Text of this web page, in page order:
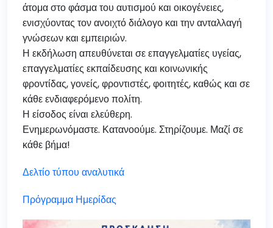
άτομα στο φάσμα του αυτισμού και οικογένειες,
ενισχύοντας τον ανοιχτό διάλογο και την ανταλλαγή
γνώσεων και εμπειριών.
Η εκδήλωση απευθύνεται σε επαγγελματίες υγείας,
επαγγελματίες εκπαίδευσης και κοινωνικής
φροντίδας, γονείς, φροντιστές, φοιτητές, καθώς και σε
κάθε ενδιαφερόμενο πολίτη.
Η είσοδος είναι ελεύθερη.
Ενημερωνόμαστε. Κατανοούμε. Στηρίζουμε. Μαζί σε
κάθε βήμα!
Δελτίο τύπου αναλυτικά
Πρόγραμμα Ημερίδας